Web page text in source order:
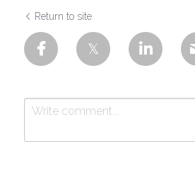
Return to site